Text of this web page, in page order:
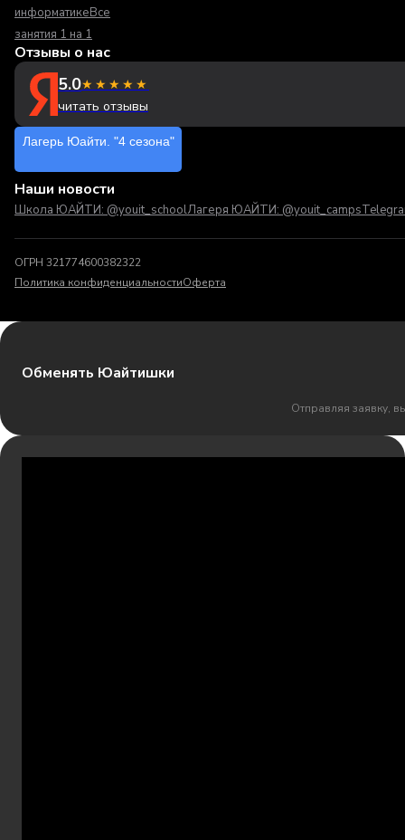
информатикеВсе
занятия 1 на 1
Отзывы о нас
5.0★★★★★
читать отзывы
Лагерь Юайти. "4 сезона"
Наши новости
Школа ЮАЙТИ: @youit_schoolЛагеря ЮАЙТИ: @youit_camps
ОГРН 321774600382322
Политика конфиденциальностиОферта
Обменять Юайтишки
Отправляя заявку,